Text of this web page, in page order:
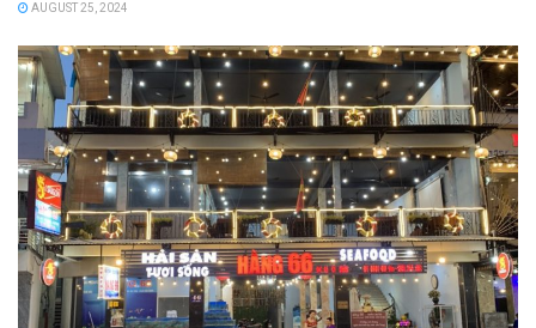
AUGUST 25, 2024